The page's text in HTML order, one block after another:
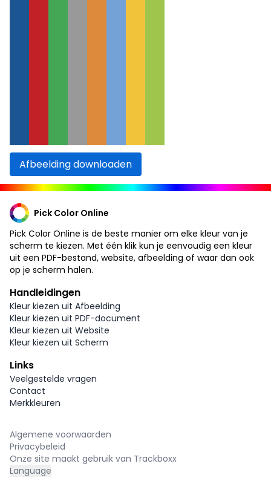
Afbeelding downloaden
Pick Color Online
Pick Color Online is de beste manier om elke kleur van je
scherm te kiezen. Met één klik kun je eenvoudig een kleur
uit een PDF-bestand, website, afbeelding of waar dan ook
op je scherm halen.
Handleidingen
Kleur kiezen uit Afbeelding
Kleur kiezen uit PDF-document
Kleur kiezen uit Website
Kleur kiezen uit Scherm
Links
Veelgestelde vragen
Contact
Merkkleuren
Algemene voorwaarden
Privacybeleid
Onze site maakt gebruik van Trackboxx
Language